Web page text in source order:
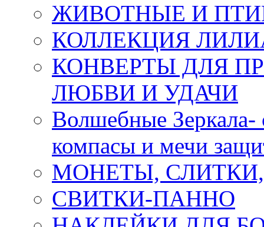
ЖИВОТНЫЕ И
КОЛЛЕКЦИЯ
КОНВЕРТЫ ДЛЯ
ЛЮБВИ И УДАЧИ
Волшебные Зеркала-
компасы и мечи
МОНЕТЫ,
СВИТКИ-ПАННО